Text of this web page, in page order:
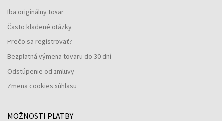
Iba originálny tovar
Často kladené otázky
Prečo sa registrovať?
Bezplatná výmena tovaru do 30 dní
Odstúpenie od zmluvy
Zmena cookies súhlasu
MOŽNOSTI PLATBY